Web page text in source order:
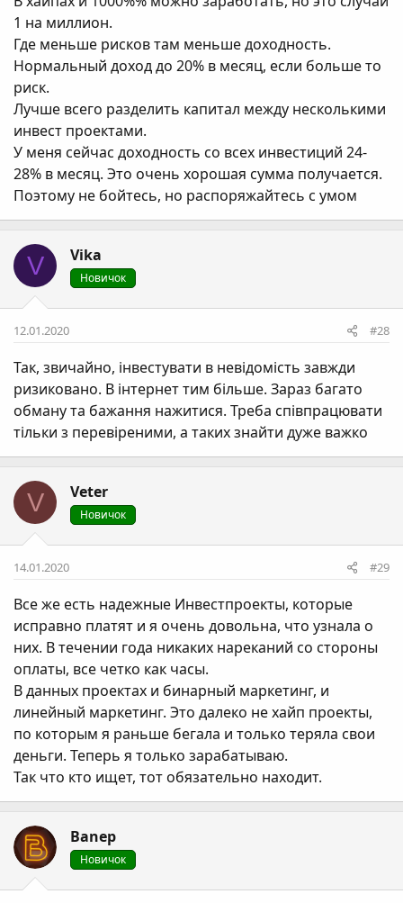
1 на миллион.
Где меньше рисков там меньше доходность.
Нормальный доход до 20% в месяц, если больше то
риск.
Лучше всего разделить капитал между несколькими
инвест проектами.
У меня сейчас доходность со всех инвестиций 24-
28% в месяц. Это очень хорошая сумма получается.
Поэтому не бойтесь, но распоряжайтесь с умом
V Vika
Новичок
12.01.2020 #28
Так, звичайно, інвестувати в невідомість завжди
ризиковано. В інтернет тим більше. Зараз багато
обману та бажання нажитися. Треба співпрацювати
тільки з перевіреними, а таких знайти дуже важко
V Veter
Новичок
14.01.2020 #29
Все же есть надежные Инвестпроекты, которые
исправно платят и я очень довольна, что узнала о
них. В течении года никаких нареканий со стороны
оплаты, все четко как часы.
В данных проектах и бинарный маркетинг, и
линейный маркетинг. Это далеко не хайп проекты,
по которым я раньше бегала и только теряла свои
деньги. Теперь я только зарабатываю.
Так что кто ищет, тот обязательно находит.
Banep
Новичок